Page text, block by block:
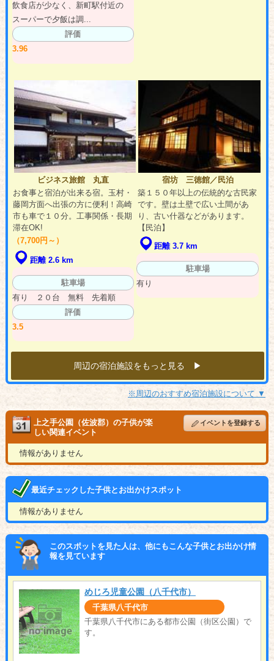
飲食店が少なく、新町駅付近の
スーパーで夕飯は調...
評価
3.96
ビジネス旅館 丸直
お食事と宿泊が出来る宿。玉村・
藤岡方面へ出張の方に便利！高崎
市も車で１０分。工事関係・長期
滞在OK!
（7,700円～）
距離 2.6 km
駐車場
有り ２０台 無料 先着順
評価
3.5
宿坊 三徳館／民泊
築１５０年以上の伝統的な古民家
です。壁は土壁で広い土間があ
り、古い什器などがあります。
【民泊】
距離 3.7 km
駐車場
有り
周辺の宿泊施設をもっと見る ▶︎
※周辺のおすすめ宿泊施設について ▼
上之手公園（佐波郡）の子供が楽
しい関連イベント
イベントを登録する
情報がありません
最近チェックした子供とお出かけスポット
情報がありません
このスポットを見た人は、他にもこんな子供とお出かけ情
報を見ています
めじろ児童公園（八千代市）
千葉県八千代市
千葉県八千代市にある都市公園（街区公園）で
す。